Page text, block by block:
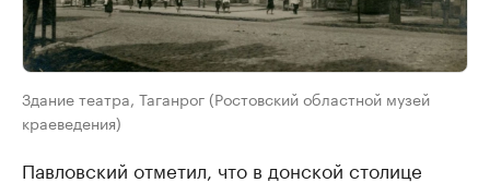
Здание театра, Таганрог (Ростовский областной музей
краеведения)
Павловский отметил, что в донской столице